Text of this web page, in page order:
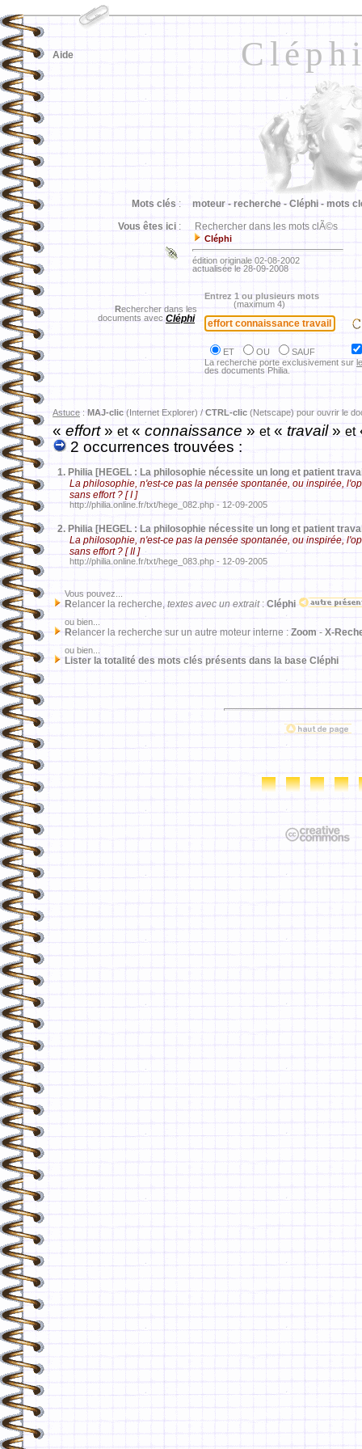
Aide
Mots clés : moteur - recherche - Cléphi - mots
Vous êtes ici : Rechercher dans les mots clÃ©s
Cléphi
édition originale 02-08-2002
actualisée le 28-09-2008
Rechercher dans les
documents avec Cléphi
Entrez 1 ou plusieurs mots
(maximum 4)
ET OU
SAUF
La recherche porte exclusivement sur
des documents Philia.
Astuce : MAJ-clic (Internet Explorer) / CTRL-clic (Netscape) pour ouvrir le
«effort»et« connaissance » et« travail» et
2 occurrences trouvées :
1. Philia [HEGEL : La philosophie nécessite un long et patient
La philosophie, n'est-ce pas la pensée spontanée, ou inspirée,
sans effort ? [ I ]
http://philia.online.fr/txt/hege_082.php - 12-09-2005
2. Philia [HEGEL : La philosophie nécessite un long et patient
La philosophie, n'est-ce pas la pensée spontanée, ou inspirée,
sans effort ? [ II ]
http://philia.online.fr/txt/hege_083.php - 12-09-2005
Vous pouvez...
Relancer la recherche, textes avec un extrait: Cléphi
ou bien...
Relancer la recherche sur un autre moteur interne : Zoom - X-
ou bien...
Lister la totalité des mots clés présents dans la base Cléphi